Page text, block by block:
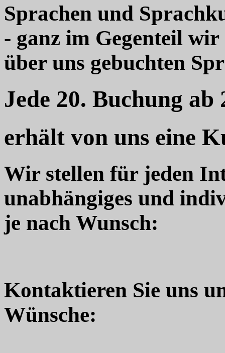
Sprachen und
- ganz im Gegenteil
über uns gebuchten
Jede 20. Buchung ab
erhält von uns eine
Wir stellen für jeden
unabhängiges und
je nach Wunsch:
Kontaktieren Sie uns
Wünsche: